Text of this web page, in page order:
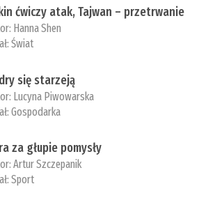
ćwiczy atak, Tajwan – przetrwanie
­Hanna Shen
Świat
się starzeją
Lucyna Piwowarska
Gospodarka
za głupie pomysły
Artur Szczepanik
Sport